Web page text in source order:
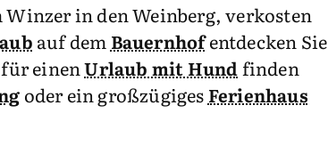
Winzer in den Weinberg, verkosten
auf dem Bauernhofentdecken Sie
einenUrlaub mit Hundfinden
oder ein großzügiges Ferienhaus